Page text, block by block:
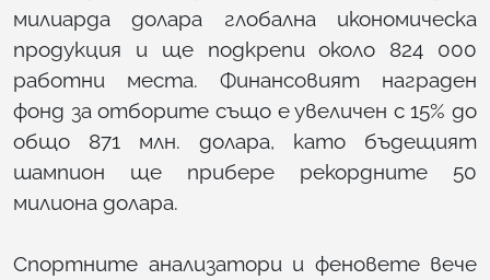
милиарда долара глобална икономическа
продукция и ще подкрепи около 824 000
работни места. Финансовият награден
фонд за отборите също е увеличен с 15% до
общо 871 млн. долара, като бъдещият
шампион ще прибере рекордните 50
милиона долара.
Спортните анализатори и феновете вече